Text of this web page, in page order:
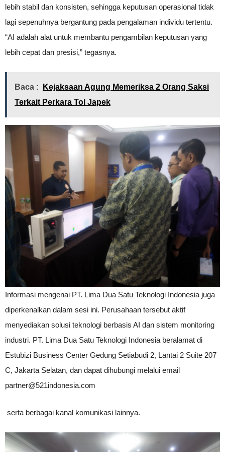
lebih stabil dan konsisten, sehingga keputusan operasional tidak
lagi sepenuhnya bergantung pada pengalaman individu tertentu.
“AI adalah alat untuk membantu pengambilan keputusan yang
lebih cepat dan presisi,” tegasnya.
Baca :
Kejaksaan Agung Memeriksa 2 Orang Saksi
Terkait Perkara Tol Japek
Informasi mengenai PT. Lima Dua Satu Teknologi Indonesia juga
diperkenalkan dalam sesi ini. Perusahaan tersebut aktif
menyediakan solusi teknologi berbasis AI dan sistem monitoring
industri. PT. Lima Dua Satu Teknologi Indonesia beralamat di
Estubizi Business Center Gedung Setiabudi 2, Lantai 2 Suite 207
C, Jakarta Selatan, dan dapat dihubungi melalui email
partner@521indonesia.com
serta berbagai kanal komunikasi lainnya.